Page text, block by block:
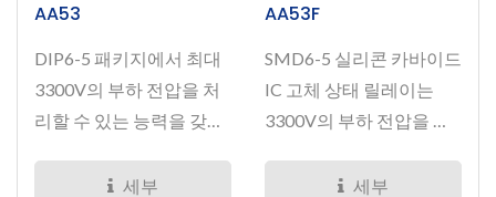
AA53
DIP6-5 패키지에서 최대
3300V의 부하 전압을 처
리할 수 있는 능력을 갖
세부
AA53F
SMD6-5 실리콘 카바이드
IC 고체 상태 릴레이는
3300V의 부하 전압을 특
세부